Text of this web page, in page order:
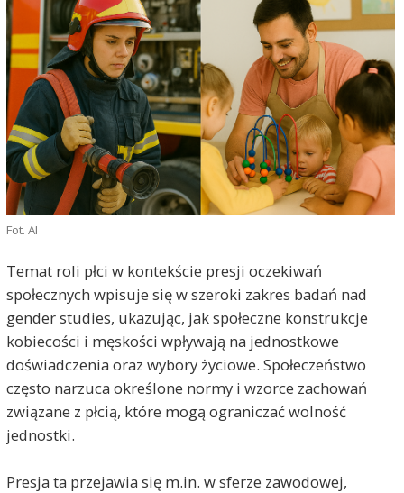
Fot. AI
Temat roli płci w kontekście presji oczekiwań
społecznych wpisuje się w szeroki zakres badań nad
gender studies, ukazując, jak społeczne konstrukcje
kobiecości i męskości wpływają na jednostkowe
doświadczenia oraz wybory życiowe. Społeczeństwo
często narzuca określone normy i wzorce zachowań
związane z płcią, które mogą ograniczać wolność
jednostki.
Presja ta przejawia się m.in. w sferze zawodowej,